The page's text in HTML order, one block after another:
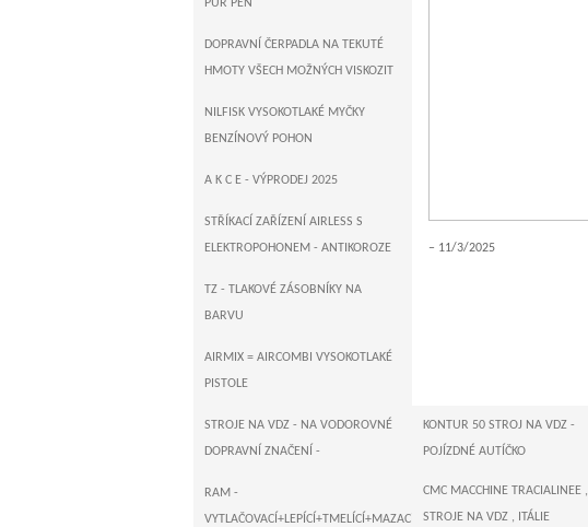
11/3/2025
PUR PĚN
DOPRAVNÍ ČERPADLA NA TEKUTÉ
HMOTY VŠECH MOŽNÝCH VISKOZIT
NILFISK VYSOKOTLAKÉ MYČKY
BENZÍNOVÝ POHON
A K C E - VÝPRODEJ 2025
STŘÍKACÍ ZAŘÍZENÍ AIRLESS S
ELEKTROPOHONEM - ANTIKOROZE
TZ - TLAKOVÉ ZÁSOBNÍKY NA
BARVU
AIRMIX = AIRCOMBI VYSOKOTLAKÉ
PISTOLE
STROJE NA VDZ - NA VODOROVNÉ
DOPRAVNÍ ZNAČENÍ -
KONTUR 50 STROJ NA VDZ -
POJÍZDNÉ AUTÍČKO
CMC MACCHINE TRACIALINEE ,
STROJE NA VDZ , ITÁLIE
RAM -
VYTLAČOVACÍ+LEPÍCÍ+TMELÍCÍ+MAZACÍ+DOPRAVNÍ